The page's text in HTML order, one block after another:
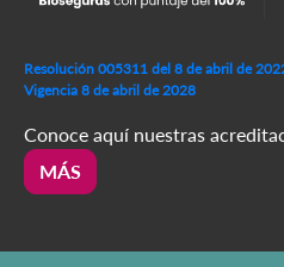
Resolución 005311 del 8 de abril de
Vigencia 8 de abril de 2028
Conoce aquí nuestras
MÁS